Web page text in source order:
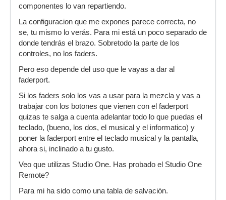
componentes lo van repartiendo.
La configuracion que me expones parece correcta, no
se, tu mismo lo verás. Para mi está un poco separado de
donde tendrás el brazo. Sobretodo la parte de los
controles, no los faders.
Pero eso depende del uso que le vayas a dar al
faderport.
Si los faders solo los vas a usar para la mezcla y vas a
trabajar con los botones que vienen con el faderport
quizas te salga a cuenta adelantar todo lo que puedas el
teclado, (bueno, los dos, el musical y el informatico) y
poner la faderport entre el teclado musical y la pantalla,
ahora si, inclinado a tu gusto.
Veo que utilizas Studio One. Has probado el Studio One
Remote?
Para mi ha sido como una tabla de salvación.